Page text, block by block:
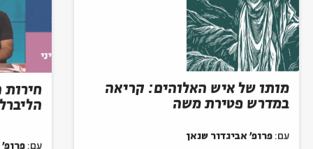
מותו של איש האלוהים: קריאה
במדרש פטירת משה